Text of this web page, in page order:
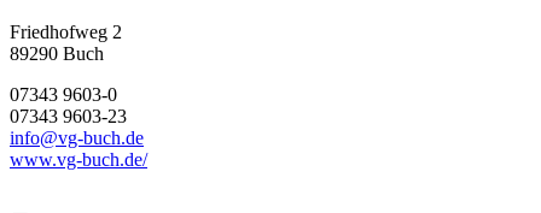
Friedhofweg 2
89290 Buch
07343 9603-0
07343 9603-23
info@vg-buch.de
www.vg-buch.de/